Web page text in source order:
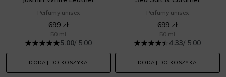
Perfumy unisex
699 zł
50 ml
5.00/ 5.00
DODAJ DO KOSZYKA
Perfumy unisex
699 zł
50 ml
4.33/ 5.00
DODAJ DO KOSZYKA